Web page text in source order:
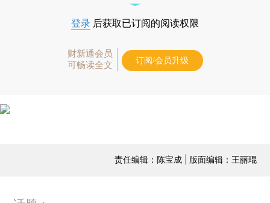
登录 后获取已订阅的阅读权限
财新通会员
可畅读全文
订阅/会员升级
责任编辑：陈宝成 | 版面编辑：王丽琨